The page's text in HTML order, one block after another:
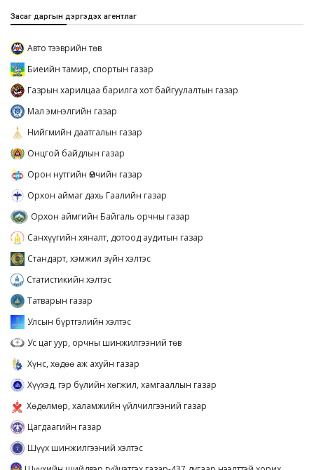
Засаг даргын дэргэдэх агентлаг
Авто тээврийн төв
Биеийн тамир, спортын газар
Газрын харилцаа барилга хот байгуулалтын газар
Мал эмнэлгийн газар
Нийгмийн даатгалын газар
Онцгой байдлын газар
Орон нутгийн Өмчийн газар
Орхон аймаг дахь Гаалийн газар
Орхон аймгийн Байгаль орчны газар
Санхүүгийн хяналт, дотоод аудитын газар
Стандарт, хэмжил зүйн хэлтэс
Статистикийн хэлтэс
Татварын газар
Улсын бүртгэлийн хэлтэс
Ус цаг уур, орчны шинжилгээний төв
Хүнс, хөдөө аж ахуйн газар
Хүүхэд, гэр бүлийн хөгжил, хамгааллын газар
Хөдөлмөр, халамжийн үйлчилгээний газар
Цагдаагийн газар
Шүүх шинжилгээний хэлтэс